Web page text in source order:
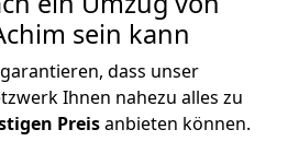
sein kann
dass unser
Ihnen nahezu alles zu
Preisanbieten können.